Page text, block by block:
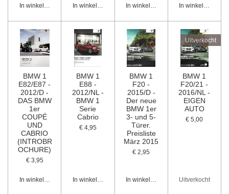
In winkelwagen In winkelwagen In winkelwagen In winkelwagen
BMW 1
E82/E87 -
2012/D -
DAS BMW
1er
COUPÉ
UND
CABRIO
(INTROBR
OCHURE)
€ 3,95
In winkelwagen
BMW 1
E88 -
2012/NL -
BMW 1
Serie
Cabrio
€ 4,95
In winkelwagen
BMW 1
F20 -
2015/D -
Der neue
BMW 1er
3- und 5-
Türer.
Preisliste
März 2015
€ 2,95
In winkelwagen
Uitverkocht
BMW 1
F20/21 -
2016/NL -
EIGEN
AUTO
€ 5,00
Uitverkocht